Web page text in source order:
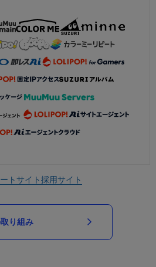
トサイト採用サイト
り組み